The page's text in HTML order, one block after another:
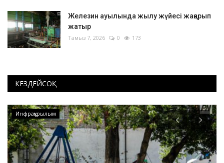
Железин ауылында жылу жүйесі жаңарып
жатыр
Тамыз 7, 2026 0 173
КЕЗДЕЙСОҚ
Инфрақұрылым